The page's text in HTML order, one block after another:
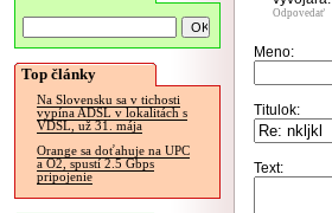
Top články
Na Slovensku sa v tichosti
vypína ADSL v lokalitách s
VDSL, už 31. mája
Orange sa doťahuje na UPC
a O2, spustí 2.5 Gbps
pripojenie
Odpovedať
Meno:
Titulok:
Text: